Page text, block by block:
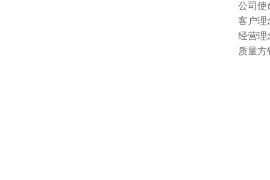
公司使
客户理
经营理
质量